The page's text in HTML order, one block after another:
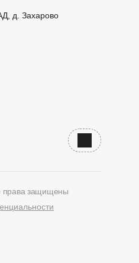
д. Захарово
Наверх
права защищены